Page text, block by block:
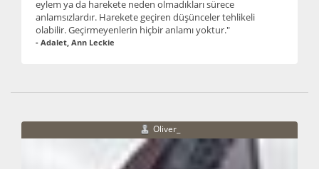
eylem ya da harekete neden olmadıkları sürece
anlamsızlardır. Harekete geçiren düşünceler tehlikeli
olabilir. Geçirmeyenlerin hiçbir anlamı yoktur."
- Adalet, Ann Leckie
Oliver_